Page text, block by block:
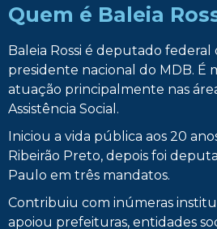
Quem é Baleia
Baleia Rossi é deputado federal
presidente nacional do MDB. É
atuação principalmente nas
Assistência Social.
Iniciou a vida pública aos 20
Ribeirão Preto, depois foi
Paulo em três mandatos.
Contribuiu com inúmeras
apoiou prefeituras, entidades